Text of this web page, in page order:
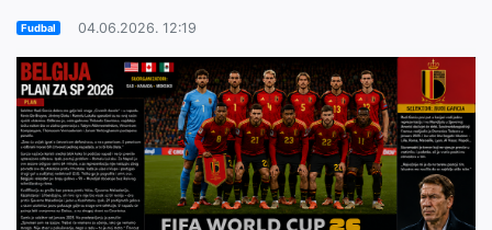
Fudbal 04.06.2026. 12:19